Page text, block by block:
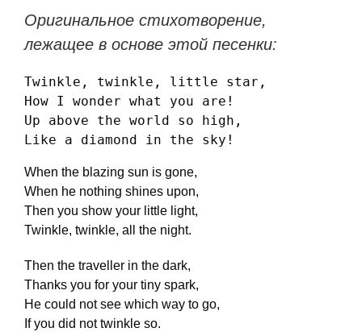
Оригинальное стихотворение,
лежащее в основе этой песенки:
Twinkle, twinkle, little star,
How I wonder what you are!
Up above the world so high,
Like a diamond in the sky!
When the blazing sun is gone,
When he nothing shines upon,
Then you show your little light,
Twinkle, twinkle, all the night.
Then the traveller in the dark,
Thanks you for your tiny spark,
He could not see which way to go,
If you did not twinkle so.